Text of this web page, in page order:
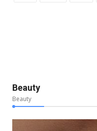
Beauty
Beauty